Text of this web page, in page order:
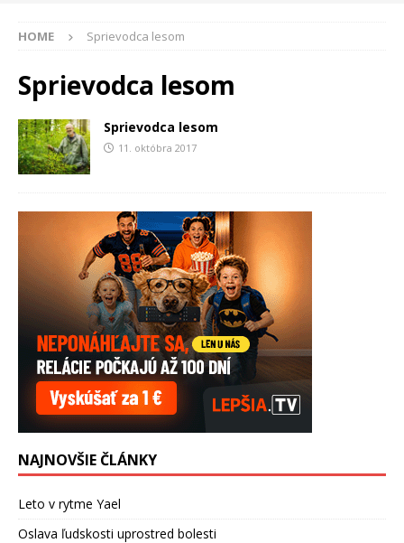
HOME Sprievodca lesom
Sprievodca lesom
Sprievodca lesom
11. októbra 2017
NAJNOVŠIE ČLÁNKY
Leto v rytme Yael
Oslava ľudskosti uprostred bolesti